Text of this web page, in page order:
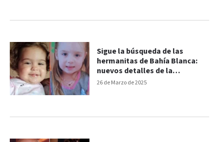
26 de Marzo de 2025
Sigue la búsqueda de las
hermanitas de Bahía Blanca:
nuevos detalles de la
desaparición